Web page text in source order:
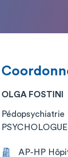
OLGA FOSTINI
Pédopsychiatrie
AP-HP